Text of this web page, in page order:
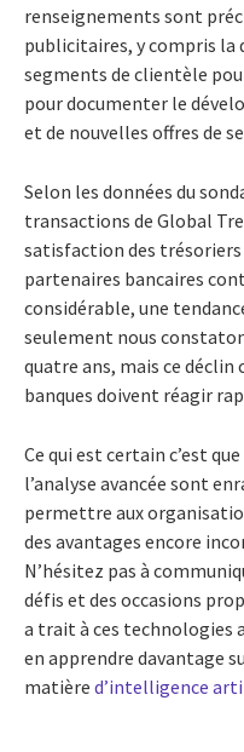
renseignements sont
publicitaires, y compris
segments de clientèle
pour documenter le
et de nouvelles offres de
Selon les données du
transactions de Global
satisfaction des trésoriers
partenaires bancaires
considérable, une
seulement nous
quatre ans, mais ce déclin
banques doivent réagir
Ce qui est certain c’est
l’analyse avancée sont
permettre aux
des avantages encore
N’hésitez pas à
défis et des occasions
a trait à ces technologies
en apprendre davantage
matière d’intelligence